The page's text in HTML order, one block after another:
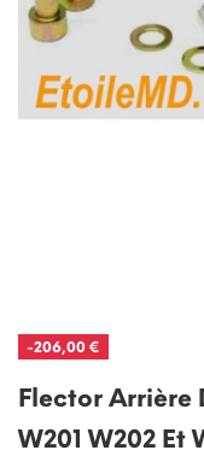
-206,00 €
Flector Arrière
W201 W202 Et